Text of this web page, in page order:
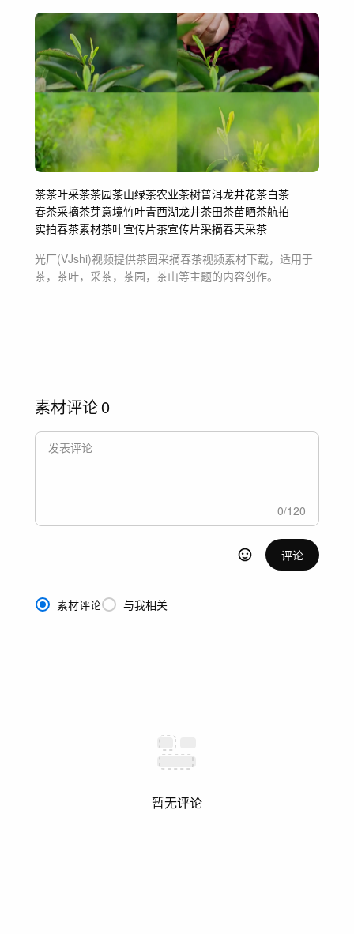
茶茶叶采茶茶园茶山绿茶农业茶树普洱龙井花茶白茶
春茶采摘茶芽意境竹叶青西湖龙井茶田茶苗晒茶航拍
实拍春茶素材茶叶宣传片茶宣传片采摘春天采茶
光厂(VJshi)视频提供茶园采摘春茶视频素材下载，适用于
茶，茶叶，采茶，茶园，茶山等主题的内容创作。
素材评论0
0/120
评论
素材评论 与我相关
暂无评论